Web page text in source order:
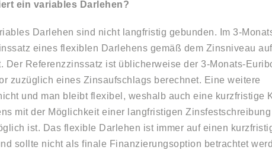
ein variables Darlehen?
Darlehen sind nicht langfristig gebunden. Im 3-
eines flexiblen Darlehens gemäß dem Zinsniveau
Der Referenzzinssatz ist üblicherweise der 3-Monats-
zuzüglich eines Zinsaufschlags berechnet. Eine weitere
und man bleibt flexibel, weshalb auch eine kurzfristige
mit der Möglichkeit einer langfristigen
ist. Das flexible Darlehen ist immer auf einen
sollte nicht als finale Finanzierungsoption betrachtet